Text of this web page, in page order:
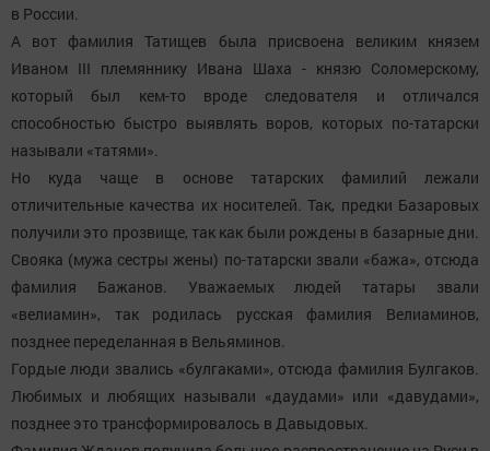
в России.
А вот фамилия Татищев была присвоена великим князем
Иваном III племяннику Ивана Шаха - князю Соломерскому,
который был кем-то вроде следователя и отличался
способностью быстро выявлять воров, которых по-татарски
называли «татями».
Но куда чаще в основе татарских фамилий лежали
отличительные качества их носителей. Так, предки Базаровых
получили это прозвище, так как были рождены в базарные дни.
Свояка (мужа сестры жены) по-татарски звали «бажа», отсюда
фамилия Бажанов. Уважаемых людей татары звали
«велиамин», так родилась русская фамилия Велиаминов,
позднее переделанная в Вельяминов.
Гордые люди звались «булгаками», отсюда фамилия Булгаков.
Любимых и любящих называли «даудами» или «давудами»,
позднее это трансформировалось в Давыдовых.